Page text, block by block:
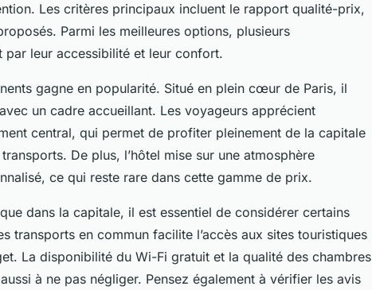
Les critères principaux incluent le rapport qualité-prix,
Parmi les meilleures options, plusieurs
par leur accessibilité et leur confort.
gagne en popularité. Situé en plein cœur de Paris, il
un cadre accueillant. Les voyageurs apprécient
central, qui permet de profiter pleinement de la capitale
De plus, l’hôtel mise sur une atmosphère
ce qui reste rare dans cette gamme de prix.
dans la capitale, il est essentiel de considérer certains
transports en commun facilite l’accès aux sites touristiques
La disponibilité du Wi-Fi gratuit et la qualité des chambres
à ne pas négliger. Pensez également à vérifier les avis